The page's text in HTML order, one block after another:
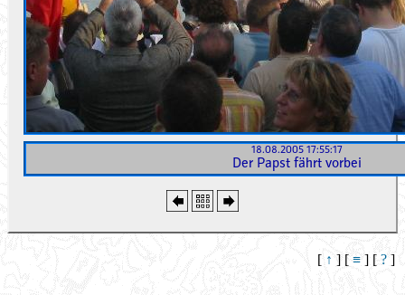
18.08.2005 17:55:17
Der Papst fährt vorbei
[↑ ] [≡ ] [? ]